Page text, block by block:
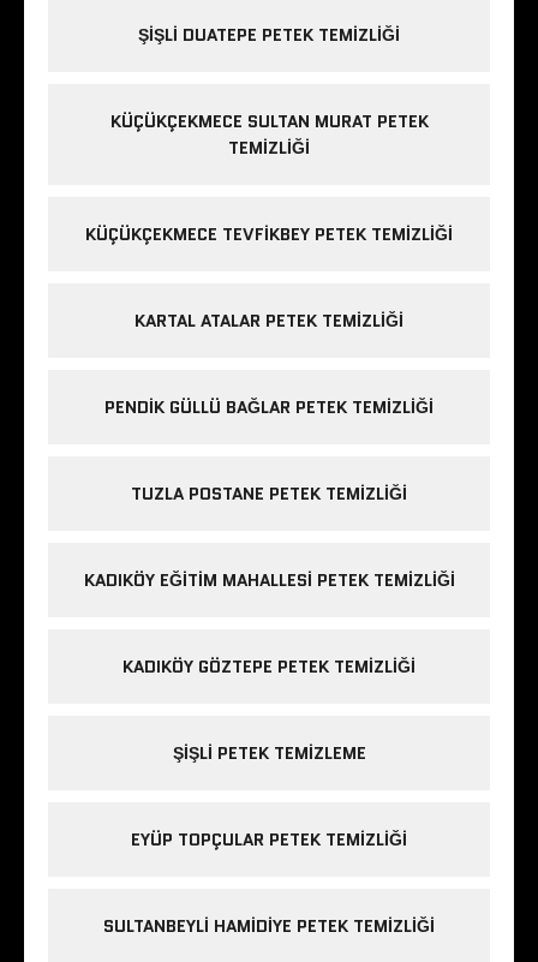
ŞIŞLI DUATEPE PETEK TEMIZLIĞI
KÜÇÜKÇEKMECE SULTAN MURAT PETEK
TEMIZLIĞI
KÜÇÜKÇEKMECE TEVFIKBEY PETEK TEMIZLIĞI
KARTAL ATALAR PETEK TEMIZLIĞI
PENDIK GÜLLÜ BAĞLAR PETEK TEMIZLIĞI
TUZLA POSTANE PETEK TEMIZLIĞI
KADIKÖY EĞITIM MAHALLESI PETEK TEMIZLIĞI
KADIKÖY GÖZTEPE PETEK TEMIZLIĞI
ŞIŞLI PETEK TEMIZLEME
EYÜP TOPÇULAR PETEK TEMIZLIĞI
SULTANBEYLI HAMIDIYE PETEK TEMIZLIĞI